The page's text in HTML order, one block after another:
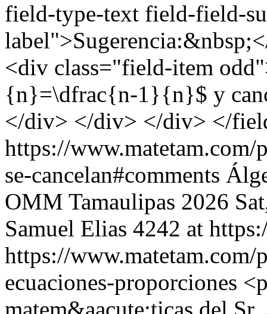
field-type-text field-field-
<div class="field-item
{n}=\dfrac{n-1}{n}$ y
</div> </div> </div> </
https://www.matetam.com/
se-cancelan#comments
OMM Tamaulipas 2026
Samuel Elias 4242 at
https://www.matetam.com/
ecuaciones-proporciones